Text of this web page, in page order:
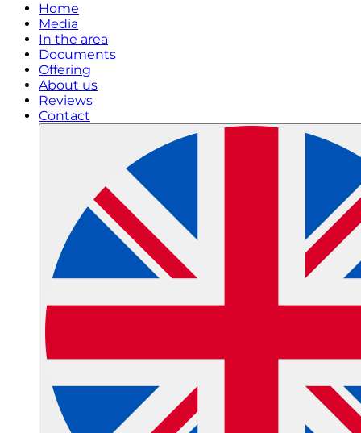
Home
Media
In the area
Documents
Offering
About us
Reviews
Contact